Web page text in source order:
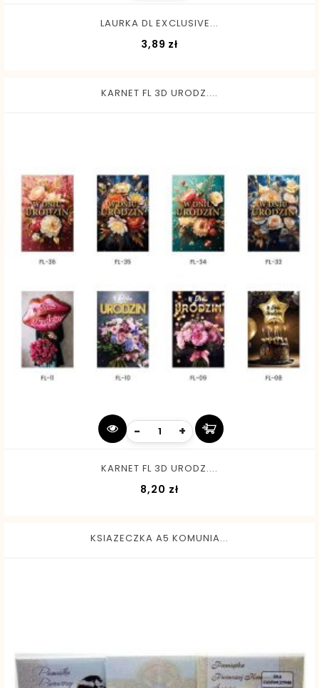
LAURKA DL EXCLUSIVE...
3,89 zł
KARNET FL 3D URODZ....
- +
KARNET FL 3D URODZ....
8,20 złCena
KSIAZECZKA A5 KOMUNIA...